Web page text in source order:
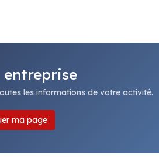
entreprise
les informations de votre activité.
ma page